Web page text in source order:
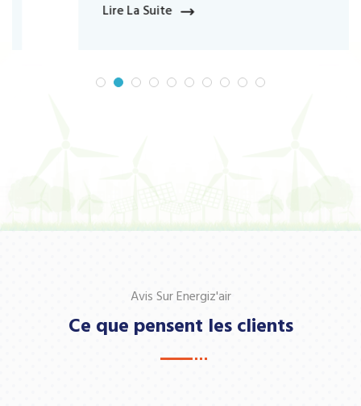
Lire La Suite
Avis Sur Energiz'air
Ce que pensent les clients